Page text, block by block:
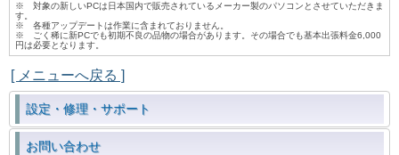
※ 対象の新しいPCは日本国内で販売されているメーカー製のパソコンとさせていただきま
す。
※ 各種アップデートは作業に含まれておりません。
※ ごく稀に新PCでも初期不良の品物の場合があります。その場合でも基本出張料金6,000
円は必要となります。
[ メニューへ戻る ]
設定・修理・サポート
お問い合わせ